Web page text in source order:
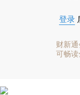
登录
财新通
可畅读